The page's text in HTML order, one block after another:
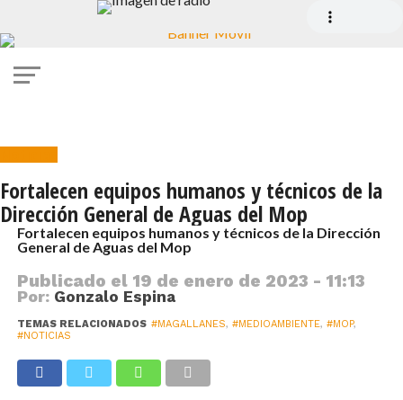
Noticias
Fortalecen equipos humanos y técnicos de la
Dirección General de Aguas del Mop
Fortalecen equipos humanos y técnicos de la Dirección
General de Aguas del Mop
Publicado el 19 de enero de 2023 - 11:13
Por: Gonzalo Espina
TEMAS RELACIONADOS #MAGALLANES, #MEDIOAMBIENTE, #MOP,
#NOTICIAS